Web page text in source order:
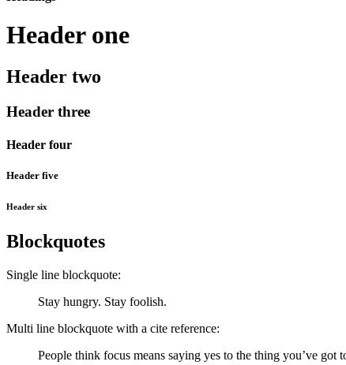
Header one
Header two
Header three
Header four
Header five
Header six
Blockquotes
Single line blockquote:
Stay hungry. Stay foolish.
Multi line blockquote with a cite reference:
People think focus means saying yes to the thing you’ve got